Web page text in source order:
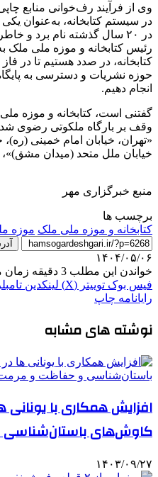
وی از فرآیند رف‌خوانی منابع
در سیستم کتابخانه، به‌عنوان
در ۲۰ سال گذشته نام برد و
رئیس کتابخانه و موزه ملی
کتابخانه، در صدد هستیم تا در
حوزه نشریات و دسترسی به
انجام دهیم.
وقف بر بارگاه ملکوتی رضوی
«تهران، خیابان امام خمینی (ره)،
خیابان ملل متحد (میدان
منبع خبرگزاری مهر
برچسب ها
کتابخانه و موزه ملی ملک موزه
۱۴۰۴/۰۵/۰۶
خواندن این مطلب 3 دقیقه زمان میبرد
فیس بوک توییتر (X) لینکدین ‫تامبلر
رایانامه چاپ
نوشته های مشابه
افزایش همکاری با
کاوش‌های
۱۴۰۳/۰۹/۲۷